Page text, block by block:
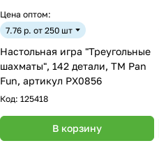
Цена оптом:
7.76 р. от 250 шт
Настольная игра "Треугольные
шахматы", 142 детали, ТМ Pan
Fun, артикул PX0856
Код: 125418
В корзину